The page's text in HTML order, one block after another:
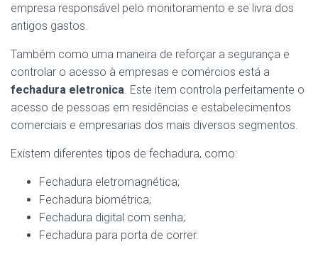
empresa responsável pelo monitoramento e se livra dos
antigos gastos.
Também como uma maneira de reforçar a segurança e
controlar o acesso à empresas e comércios está a
fechadura eletronica. Este item controla perfeitamente o
acesso de pessoas em residências e estabelecimentos
comerciais e empresarias dos mais diversos segmentos.
Existem diferentes tipos de fechadura, como:
Fechadura eletromagnética;
Fechadura biométrica;
Fechadura digital com senha;
Fechadura para porta de correr.